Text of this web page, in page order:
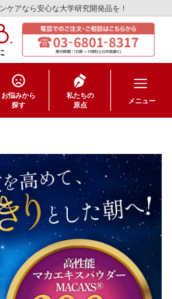
ケアなら安心な大学研究開発品を！
お悩みから
探す
私たちの
原点
メニュー